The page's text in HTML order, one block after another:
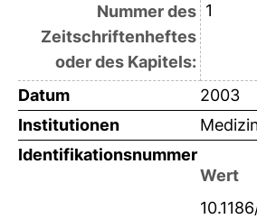
Nummer des
Zeitschriftenheftes
oder des Kapitels:
1
Datum
2003
Institutionen
Identifikationsnummer
Wert